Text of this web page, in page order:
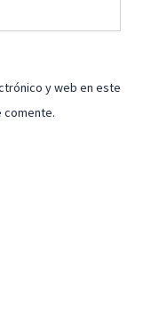
y web en este
comente.